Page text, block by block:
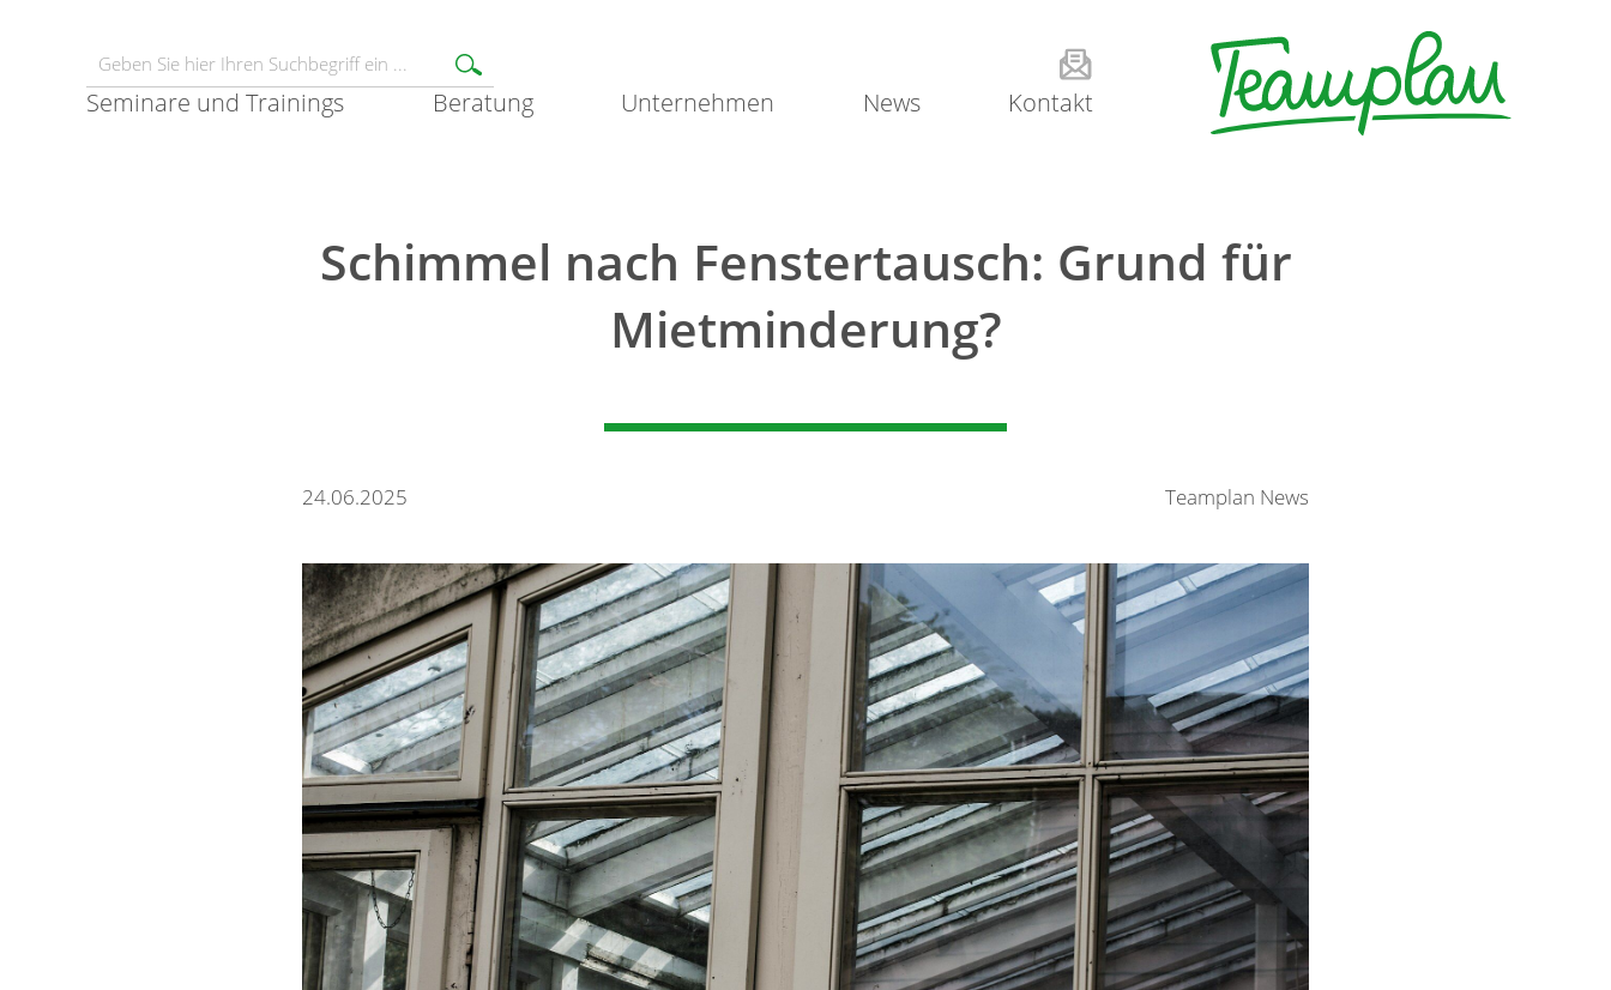
Seminare und Trainings Beratung Unternehmen News Kontakt
Schimmel nach Fenstertausch: Grund für
Mietminderung?
24.06.2025 Teamplan News